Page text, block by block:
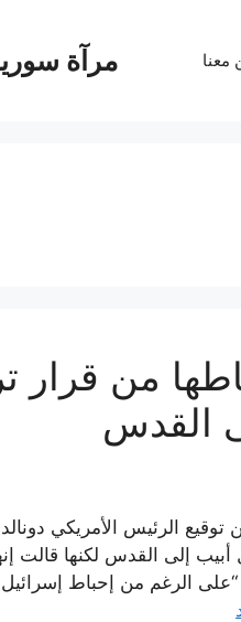
مرآة معنا
من
القدس
الرئيس الأمريكي
أبيب إلى القدس لكنها قالت
“على الرغم من إحباط